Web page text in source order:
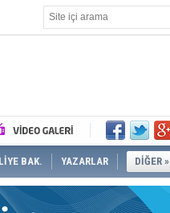
BAK. YAZARLAR DİĞER »